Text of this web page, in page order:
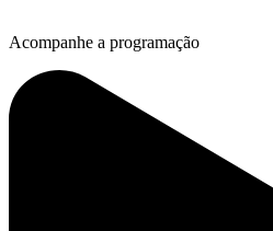
Acompanhe a programação